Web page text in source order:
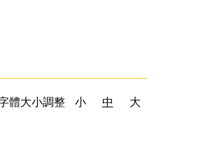
體大小調整 小 中
大